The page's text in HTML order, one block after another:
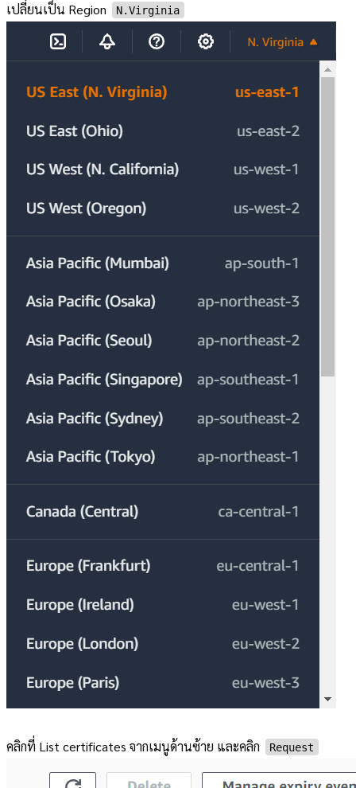
เปลี่ยนเป็น Region
N.Virginia
คลิกที่ List certificates จากเมนูด้านซ้าย และคลิก Request